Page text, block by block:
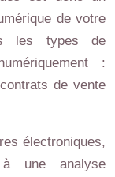
de votre
les types de
:
de vente
électroniques,
une analyse